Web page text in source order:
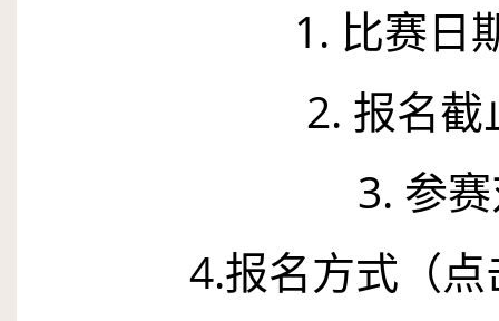
1 . 比赛日
2. 报名截
3. 参
4.报名方式（